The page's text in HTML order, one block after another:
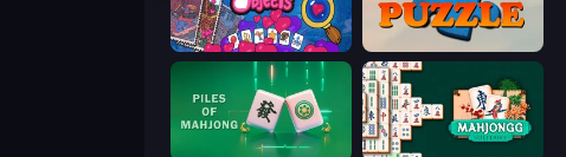
Hidden Objects